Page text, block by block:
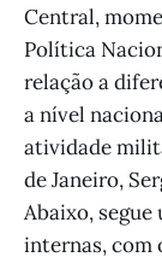
Central,
Política
relação a
a nível
atividade
de Janeiro,
Abaixo,
internas, com